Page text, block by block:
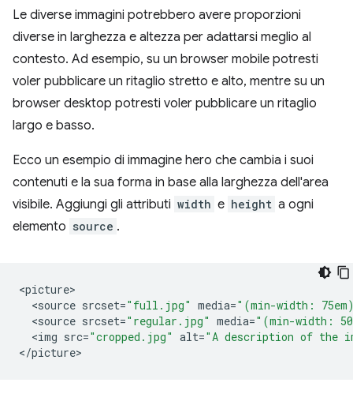
Le diverse immagini potrebbero avere proporzioni
diverse in larghezza e altezza per adattarsi meglio al
contesto. Ad esempio, su un browser mobile potresti
voler pubblicare un ritaglio stretto e alto, mentre su un
browser desktop potresti voler pubblicare un ritaglio
largo e basso.
Ecco un esempio di immagine hero che cambia i suoi
contenuti e la sua forma in base alla larghezza dell'area
visibile. Aggiungi gli attributi width e height a ogni
elemento source .
<picture
<source srcset="full.jpg" media="(min-width:
<source srcset="regular.jpg" media="(min-width:
<img src="cropped.jpg" alt="A description of the
</picture